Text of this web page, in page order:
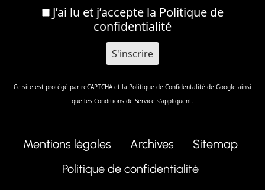
J’ai lu et j’accepte la Politique de
confidentialité
Ce site est protégé par reCAPTCHA et la Politique de Confidentalité de Google ainsi
que les Conditions de Service s'appliquent.
Mentions légales Archives
Sitemap
Politique de confidentialité